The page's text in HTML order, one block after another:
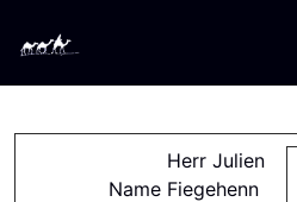
Name
Herr Julien
Fiegehenn